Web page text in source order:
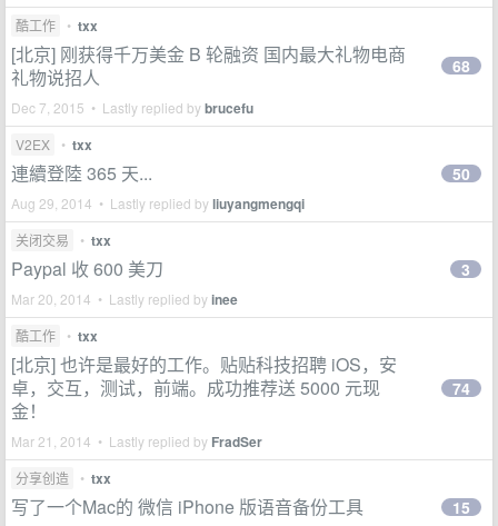
酷工作 • txx
[北京] 刚获得千万美金 B 轮融资 国内最大礼物电商
礼物说招人
Dec 7, 2015 • Lastly replied bybrucefu
68
V2EX • txx
連續登陸 365 天...
Aug 29, 2014 • Lastly replied byliuyangmengqi
50
关闭交易 • txx
Paypal 收 600 美刀
Mar 20, 2014 • Lastly replied byinee
3
酷工作 • txx
[北京] 也许是最好的工作。贴贴科技招聘 iOS，安
卓，交互，测试，前端。成功推荐送 5000 元现
金！
Mar 21, 2014 • Lastly replied by FradSer
74
分享创造 • txx
写了一个Mac的 微信 iPhone 版语音备份工具 15